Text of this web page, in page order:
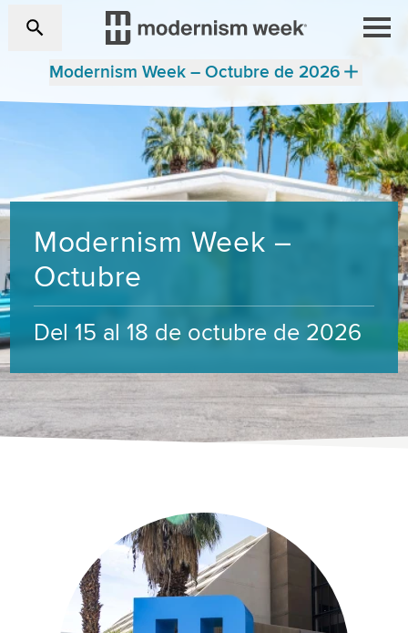
Modernism Week – Octubre de 2026
Modernism Week –
Octubre
Del 15 al 18 de octubre de 2026